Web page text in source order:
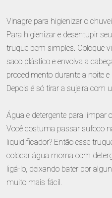
Vinagre para higienizar o
Para higienizar e desentupir
truque bem simples. Coloque
saco plástico e envolva a
procedimento durante a noite
Depois é só tirar a sujeira com
Água e detergente para limpar
Você costuma passar sufoco
liquidificador? Então esse
colocar água morna com
ligá-lo, deixando bater por
muito mais fácil.